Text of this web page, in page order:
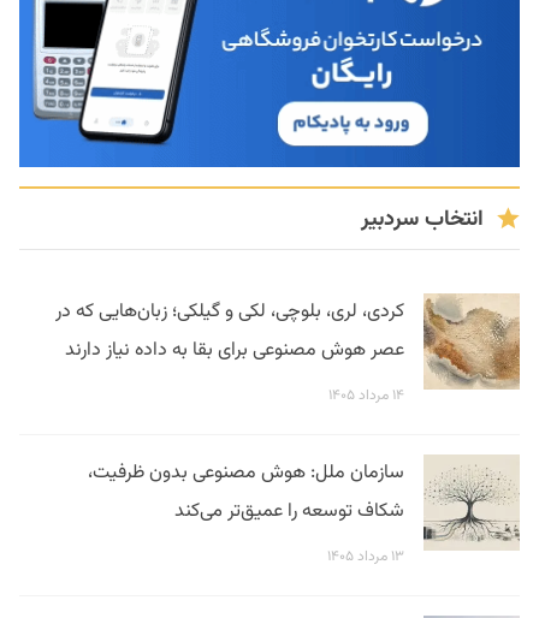
انتخاب سردبیر
کردی، لری، بلوچی، لکی و گیلکی؛ زبان‌هایی که در
عصر هوش مصنوعی برای بقا به داده نیاز دارند
۱۴ مرداد ۱۴۰۵
سازمان ملل: هوش مصنوعی بدون ظرفیت،
شکاف توسعه را عمیق‌تر می‌کند
۱۳ مرداد ۱۴۰۵